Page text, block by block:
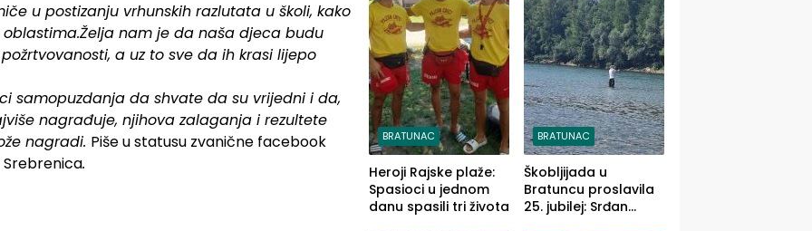
u postizanju vrhunskih razlutata u školi, kako
nam je da naša djeca budu
a uz to sve da ih krasi lijepo
samopuzdanja da shvate da su vrijedni i da,
nagrađuje, njihova zalaganja i rezultete
nagradi. Piše u statusu zvanične facebook
Srebrenica.
BRATUNAC
Heroji Rajske plaže:
Spasioci u jednom
danu spasili tri života
BRATUNAC
Škobljijada u
Bratuncu proslavila
25. jubilej: Srđan